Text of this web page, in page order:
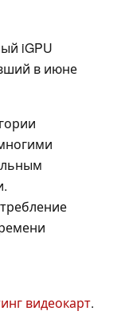
iGPU
в июне
видеокарт.